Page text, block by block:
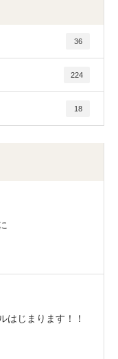
36
224
18
はじまります！！